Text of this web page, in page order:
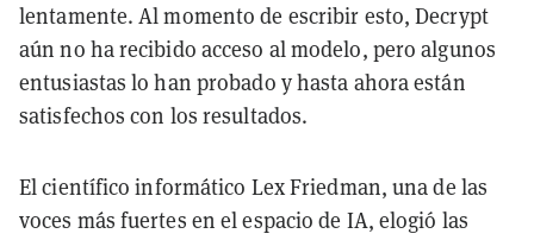
lentamente. Al momento de escribir esto, Decrypt
aún no ha recibido acceso al modelo, pero algunos
entusiastas lo han probado y hasta ahora están
satisfechos con los resultados.
El científico informático Lex Friedman, una de las
voces más fuertes en el espacio de IA, elogió las